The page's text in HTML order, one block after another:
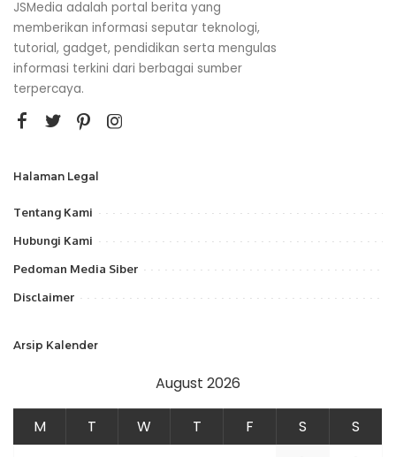
JSMedia adalah portal berita yang
memberikan informasi seputar teknologi,
tutorial, gadget, pendidikan serta mengulas
informasi terkini dari berbagai sumber
terpercaya.
Halaman Legal
Tentang Kami
Hubungi Kami
Pedoman Media Siber
Disclaimer
Arsip Kalender
August 2026
M T W T F S
S